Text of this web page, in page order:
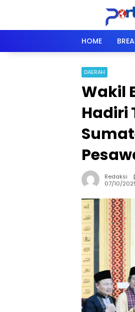
HOME
DAERAH
Wakil
Hadiri
Redaksi
07/10/